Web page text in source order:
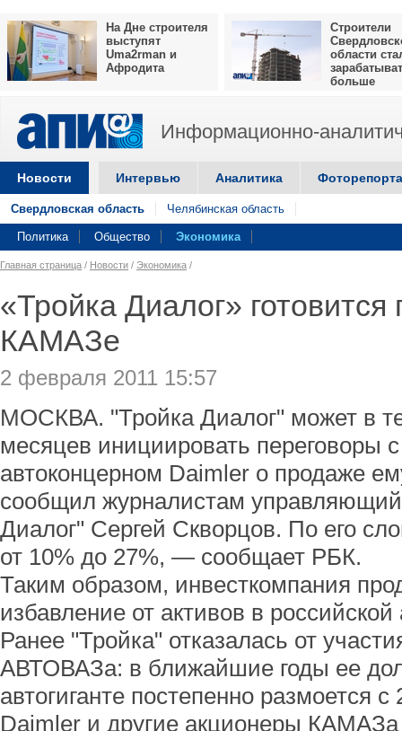
На Дне строителя
выступят
Uma2rman и
Афродита
Строители
области
больше
Информационно-
Новости Интервью Аналитика
Свердловская область Челябинская область
Политика Общество Экономика
Главная страница / Новости / Экономика /
«Тройка Диалог»
КАМАЗе
2 февраля 2011 15:57
МОСКВА. "Тройка Диалог" может в
месяцев инициировать переговоры
автоконцерном Daimler о продаже
сообщил журналистам управляющий
Диалог" Сергей Скворцов. По его
от 10% до 27%, — сообщает РБК.
Таким образом, инвесткомпания
избавление от активов в
Ранее "Тройка" отказалась от
АВТОВАЗа: в ближайшие годы ее
автогиганте постепенно размоется
Daimler и другие акционеры КАМАЗа